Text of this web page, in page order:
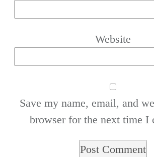
Website
Save my name, email, and
browser for the next time I